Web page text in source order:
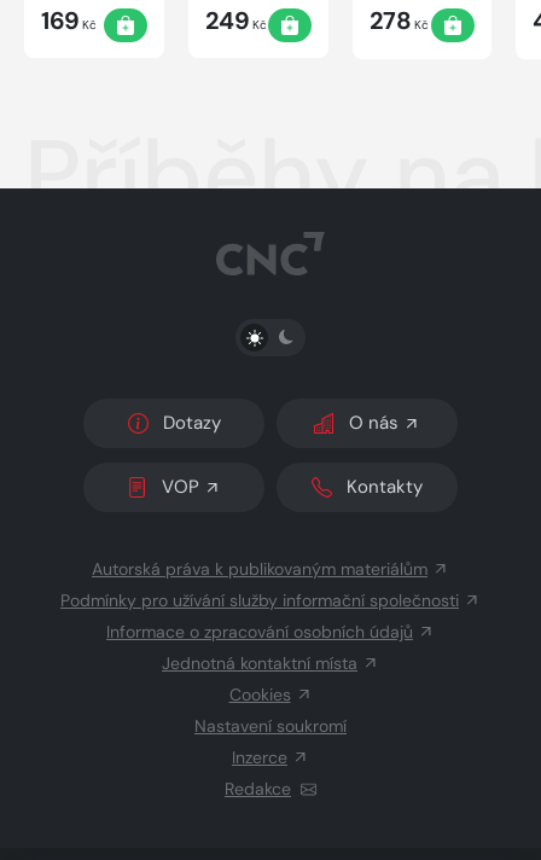
169 Kč 249 Kč 278 Kč
Příběhy na
PŘEPNOUT SVĚTLÝ/TMAVÝ REŽIM
Dotazy O nás
VOP Kontakty
Autorská práva k publikovaným materiálům
Podmínky pro užívání služby informační společnosti
Informace o zpracování osobních údajů
Jednotná kontaktní místa
Cookies
Nastavení soukromí
Inzerce
Redakce